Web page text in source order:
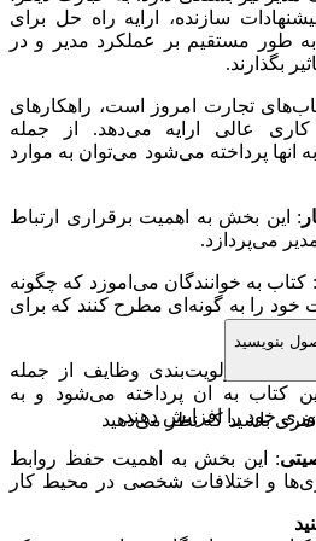
سازنده، ارایه راه حل برای
به طور مستقیم بر عملکرد مدیر و در
بگذارند.
تجارت امروز است، راهکارهای
عالی ارایه می‌دهد. از جمله
انها پرداخته می‌شود می‌توان به موارد
: این بخش به اهمیت برقراری ارتباط
می‌پردازد.
: کتاب به خوانندگان می‌اموزد که چگونه
خود را به گونه‌ای مطرح کنند که برای
زمان و اولویت‌بندی وظایف از جمله
کتاب به ان پرداخته می‌شود و به
خود را افزایش دهند.
: این بخش به اهمیت حفظ روابط
و اختلافات شخصی در محیط کار
بنویسید
نفری باشید که نظر می‌دهید